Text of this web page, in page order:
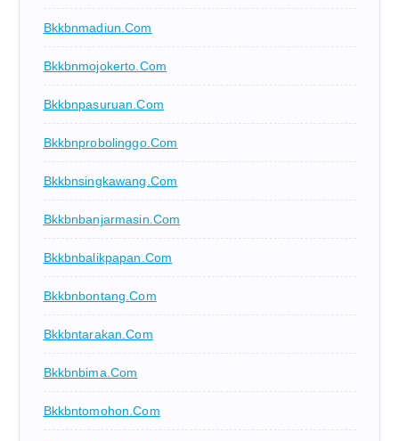
Bkkbnmadiun.com
Bkkbnmojokerto.com
Bkkbnpasuruan.com
Bkkbnprobolinggo.com
Bkkbnsingkawang.com
Bkkbnbanjarmasin.com
Bkkbnbalikpapan.com
Bkkbnbontang.com
Bkkbntarakan.com
Bkkbnbima.com
Bkkbntomohon.com